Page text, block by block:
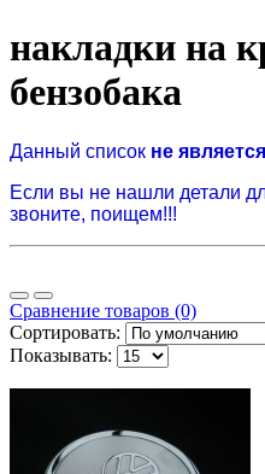
накладки на
бензобака
Данный список не является
Если вы не нашли детали
звоните, поищем!!!
Сравнение товаров (0)
Сортировать:
Показывать: